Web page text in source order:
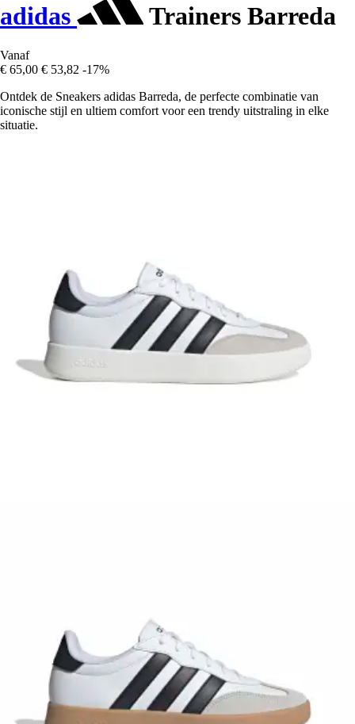
adidas Trainers Barreda
Vanaf
€ 65,00 € 53,82 -17%
Ontdek de Sneakers adidas Barreda, de perfecte combinatie van
iconische stijl en ultiem comfort voor een trendy uitstraling in elke
situatie.